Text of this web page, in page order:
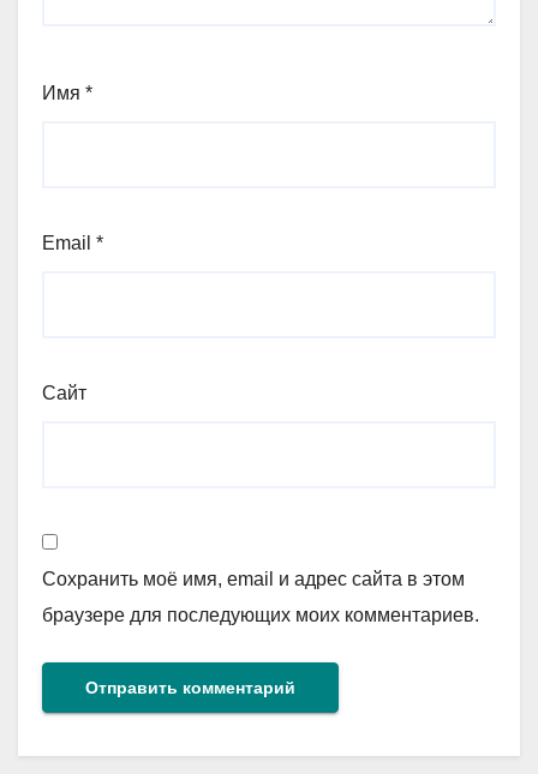
Имя *
Email *
Сайт
Сохранить моё имя, email и адрес сайта в этом
браузере для последующих моих комментариев.